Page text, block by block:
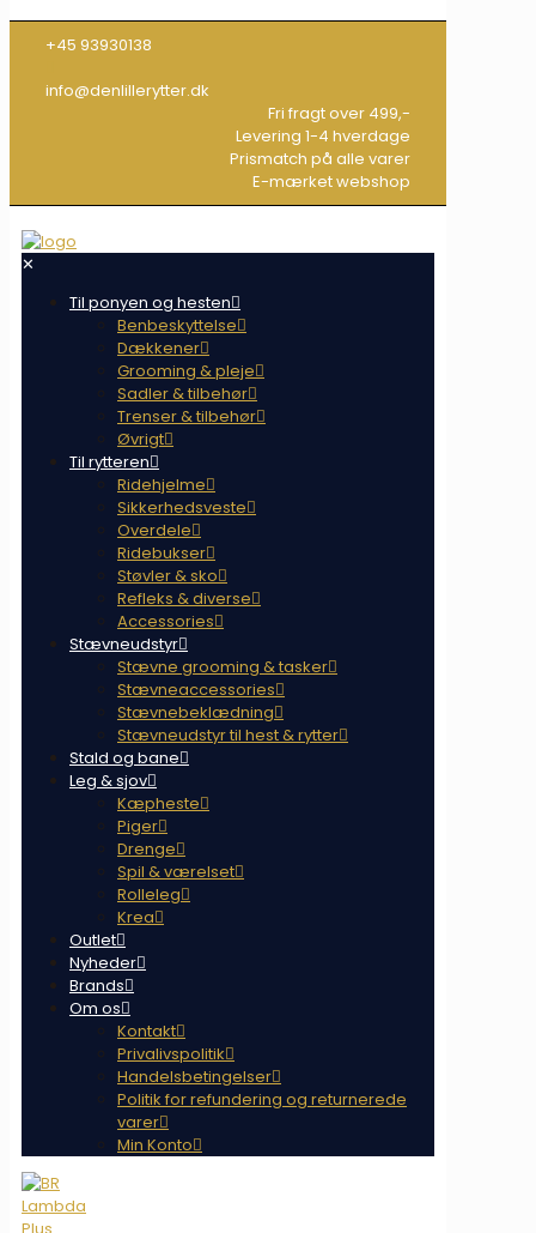
+45 93930138
info@denlillerytter.dk
Fri fragt over 499,-
Levering 1-4 hverdage
Prismatch på alle varer
E-mærket webshop
✕
Til ponyen og hesten
Benbeskyttelse
Dækkener
Grooming & pleje
Sadler & tilbehør
Trenser & tilbehør
Øvrigt
Til rytteren
Ridehjelme
Sikkerhedsveste
Overdele
Ridebukser
Støvler & sko
Refleks & diverse
Accessories
Stævneudstyr
Stævne grooming & tasker
Stævneaccessories
Stævnebeklædning
Stævneudstyr til hest & rytter
Stald og bane
Leg & sjov
Kæpheste
Piger
Drenge
Spil & værelset
Rolleleg
Krea
Outlet
Nyheder
Brands
Om os
Kontakt
Privalivspolitik
Handelsbetingelser
Politik for refundering og returnerede
varer
Min Konto